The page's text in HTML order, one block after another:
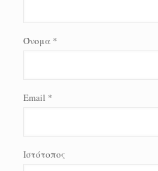
Όνομα *
Email *
Ιστότοπος